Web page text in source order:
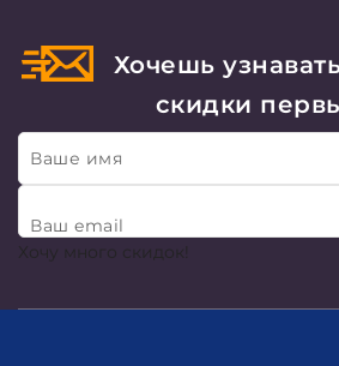
Хочешь
скидки
Ваше имя
Ваш email
Хочу много скидок!